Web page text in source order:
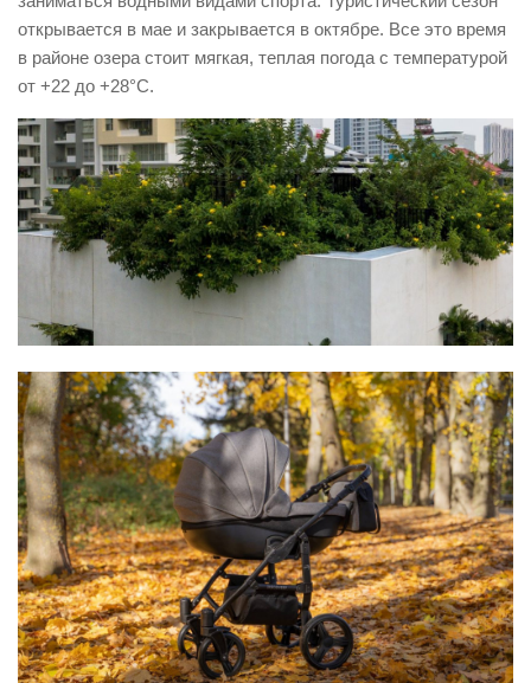
открывается в мае и закрывается в октябре. Все это время
в районе озера стоит мягкая, теплая погода с температурой
от +22 до +28°C.